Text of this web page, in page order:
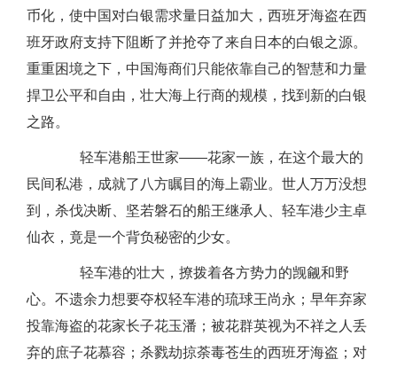
币化，使中国对白银需求量日益加大，西班牙海盗在西
班牙政府支持下阻断了并抢夺了来自日本的白银之源。
重重困境之下，中国海商们只能依靠自己的智慧和力量
捍卫公平和自由，壮大海上行商的规模，找到新的白银
之路。
轻车港船王世家——花家一族，在这个最大的
民间私港，成就了八方瞩目的海上霸业。世人万万没想
到，杀伐决断、坚若磐石的船王继承人、轻车港少主卓
仙衣，竟是一个背负秘密的少女。
轻车港的壮大，撩拨着各方势力的觊觎和野
心。不遗余力想要夺权轻车港的琉球王尚永；早年弃家
投靠海盗的花家长子花玉潘；被花群英视为不祥之人丢
弃的庶子花慕容；杀戮劫掠荼毒苍生的西班牙海盗；对